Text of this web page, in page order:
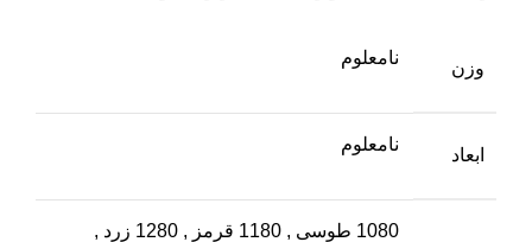
وزن
نامعلوم
ابعاد
نامعلوم
1080 طوسی , 1180 قرمز , 1280 زرد
,